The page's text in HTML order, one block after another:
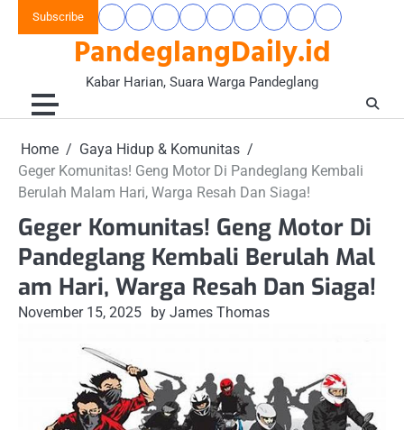
Subscribe
PandeglangDaily.id
Kabar Harian, Suara Warga Pandeglang
BerandaBanten
Raya
Gaya
Hidup
&
Komunitas
Hukum
Kriminal
Nasional
Opini
Wacana
Pandeglang
Today
Pendidikan
&
Kesehatan
Wisata
&
Home
Gaya Hidup & Komunitas
Geger Komunitas! Geng Motor Di Pandeglang Kembali
Berulah Malam Hari, Warga Resah Dan Siaga!
Geger Komunitas! Geng Motor Di
Pandeglang Kembali Berulah Mal
am Hari, Warga Resah Dan Siaga!
November 15, 2025 by James Thomas